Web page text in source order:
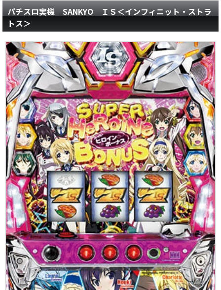
パチスロ実機 SANKYO ＩＳ＜インフィニット・ストラ
トス＞